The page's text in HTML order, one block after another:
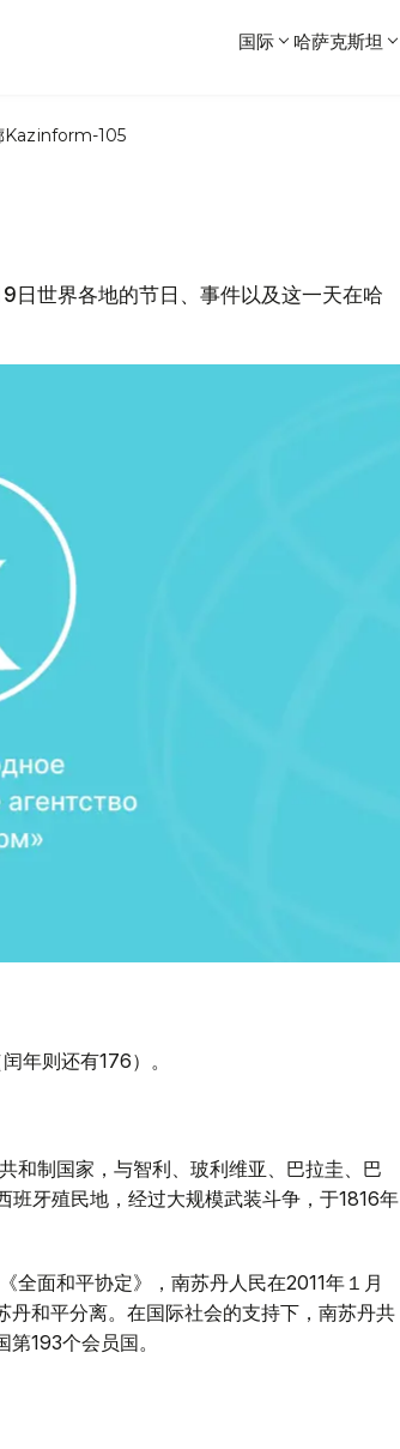
国际 哈萨克斯坦
Kazinform-105
世界各地的节日、事件以及这一天在哈
年则还有176）。
和制国家，与智利、玻利维亚、巴拉圭、巴
牙殖民地，经过大规模武装斗争，于1816年
全面和平协定》，南苏丹人民在2011年１月
丹和平分离。在国际社会的支持下，南苏丹共
193个会员国。